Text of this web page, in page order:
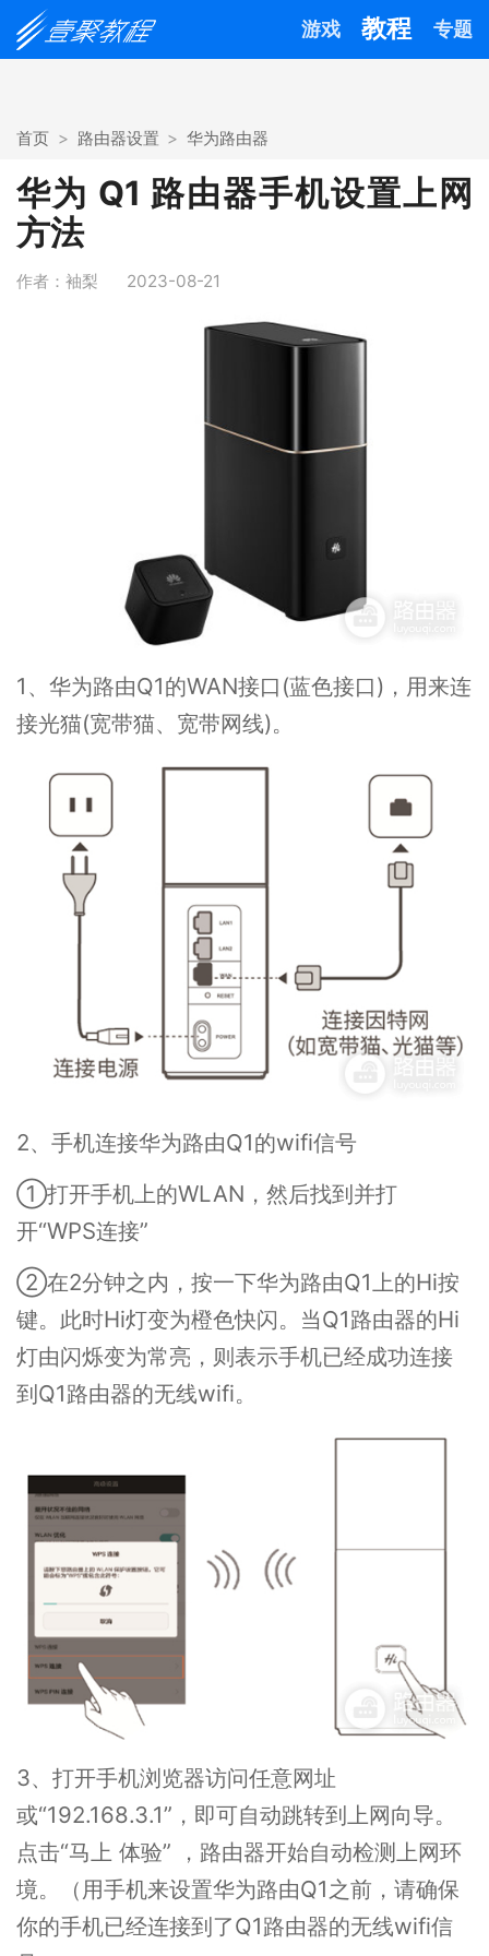
游戏 教程 专题
首页 路由器设置 华为路由器
华为 Q1 路由器手机设置上网
方法
作者：袖梨 2023-08-21
1、华为路由Q1的WAN接口(蓝色接口)，用来连
接光猫(宽带猫、宽带网线)。
2、手机连接华为路由Q1的wifi信号
①打开手机上的WLAN，然后找到并打
开“WPS连接”
②在2分钟之内，按一下华为路由Q1上的Hi按
键。此时Hi灯变为橙色快闪。当Q1路由器的Hi
灯由闪烁变为常亮，则表示手机已经成功连接
到Q1路由器的无线wifi。
3、打开手机浏览器访问任意网址
或“192.168.3.1”，即可自动跳转到上网向导。
点击“马上 体验” ，路由器开始自动检测上网环
境。（用手机来设置华为路由Q1之前，请确保
你的手机已经连接到了Q1路由器的无线wifi信